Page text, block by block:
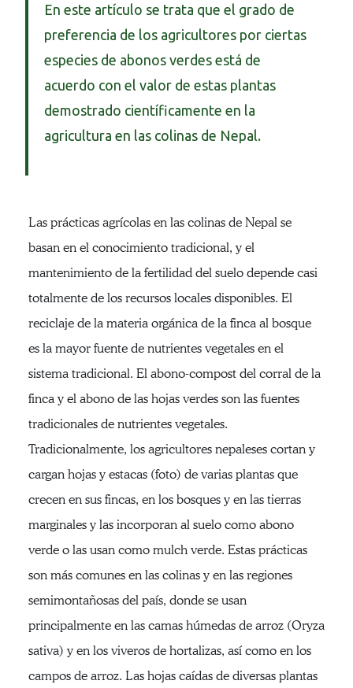
En este artículo se trata que el grado de
preferencia de los agricultores por ciertas
especies de abonos verdes está de
acuerdo con el valor de estas plantas
demostrado científicamente en la
agricultura en las colinas de Nepal.
Las prácticas agrícolas en las colinas de Nepal se
basan en el conocimiento tradicional, y el
mantenimiento de la fertilidad del suelo depende casi
totalmente de los recursos locales disponibles. El
reciclaje de la materia orgánica de la finca al bosque
es la mayor fuente de nutrientes vegetales en el
sistema tradicional. El abono-compost del corral de la
finca y el abono de las hojas verdes son las fuentes
tradicionales de nutrientes vegetales.
Tradicionalmente, los agricultores nepaleses cortan y
cargan hojas y estacas (foto) de varias plantas que
crecen en sus fincas, en los bosques y en las tierras
marginales y las incorporan al suelo como abono
verde o las usan como mulch verde. Estas prácticas
son más comunes en las colinas y en las regiones
semimontañosas del país, donde se usan
principalmente en las camas húmedas de arroz (Oryza
sativa) y en los viveros de hortalizas, así como en los
campos de arroz. Las hojas caídas de diversas plantas